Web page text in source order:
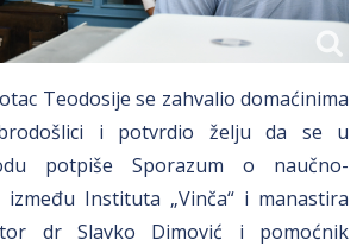
Teodosije se zahvalio domaćinima
i potvrdio želju da se u
potpiše Sporazum o naučno-
Instituta „Vinča“ i manastira
dr Slavko Dimović i pomoćnik